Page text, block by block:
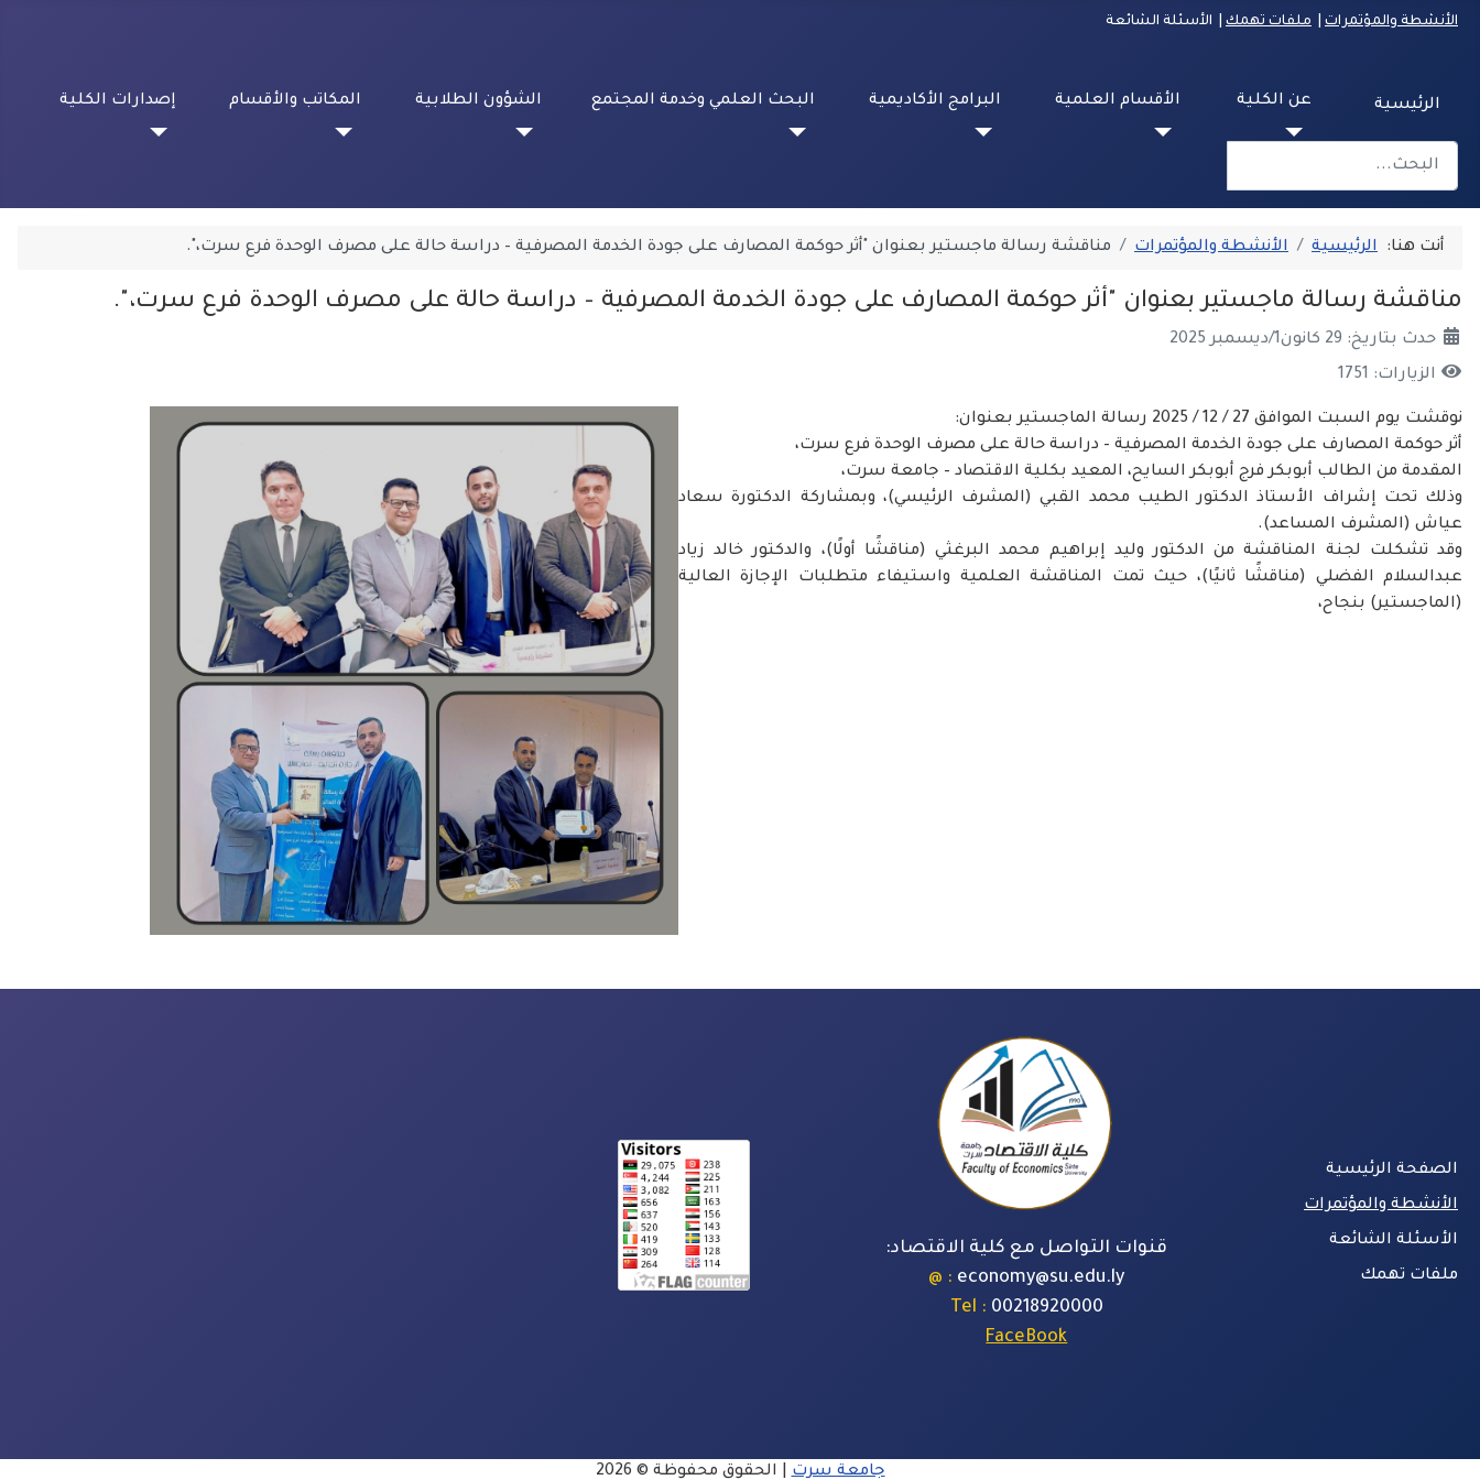
الأنشطة والمؤتمرات ملفات تهمك | الأسئلة الشائعة
الرئيسية عن الكلية الأقسام العلمية البرامج الأكاديمية البحث العلمي وخدمة المجتمع الشؤون الطلابية المكاتب والأقسام إصدارات الكلية
أنت هنا: الرئيسية الأنشطة والمؤتمرات مناقشة رسالة ماجستير بعنوان "أثر حوكمة المصارف على جودة الخدمة المصرفية – دراسة حالة على مصرف الوحدة فرع سرت،".
مناقشة رسالة ماجستير بعنوان "أثر حوكمة المصارف على جودة الخدمة المصرفية – دراسة حالة على مصرف الوحدة فرع سرت،".
حدث بتاريخ: 29 كانون1/ديسمبر 2025
الزيارات: 1751
نوقشت يوم السبت الموافق 27 / 12 / 2025 رسالة الماجستير بعنوان:
أثر حوكمة المصارف على جودة الخدمة المصرفية – دراسة حالة على مصرف الوحدة فرع سرت،
المقدمة من الطالب أبوبكر فرج أبوبكر السايح، المعيد بكلية الاقتصاد – جامعة سرت،
وذلك تحت إشراف الأستاذ الدكتور الطيب محمد القبي (المشرف الرئيسي)، وبمشاركة الدكتورة سعاد
عياش (المشرف المساعد).
وقد تشكلت لجنة المناقشة من الدكتور وليد إبراهيم محمد البرغثي (مناقشًا أولًا)، والدكتور خالد زياد
عبدالسلام الفضلي (مناقشًا ثانيًا)، حيث تمت المناقشة العلمية واستيفاء متطلبات الإجازة العالية
(الماجستير) بنجاح،
الصفحة الرئيسية
الأنشطة والمؤتمرات
الأسئلة الشائعة
ملفات تهمك
قنوات التواصل مع كلية الاقتصاد:
economy@su.edu.ly
: @
00218920000
: Tel
FaceBook
جامعة سرت| الحقوق محفوظة © 2026